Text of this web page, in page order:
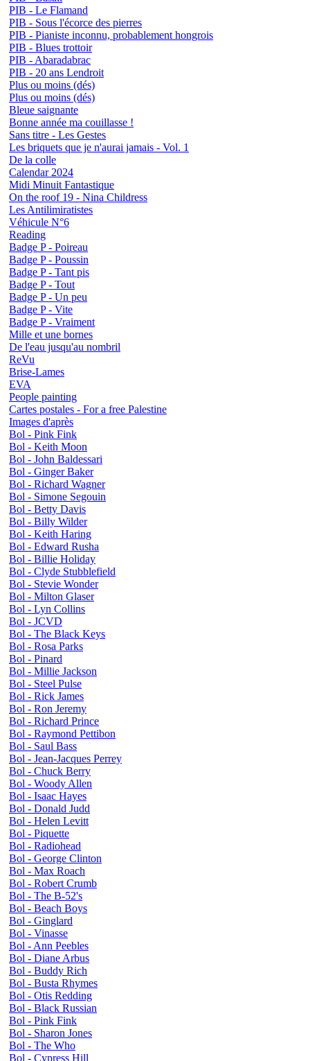
PIB - Le Flamand
PIB - Sous l'écorce des pierres
PIB - Pianiste inconnu, probablement hongrois
PIB - Blues trottoir
PIB - Abaradabrac
PIB - 20 ans Lendroit
Plus ou moins (dés)
Plus ou moins (dés)
Bleue saignante
Bonne année ma couillasse !
Sans titre - Les Gestes
Les briquets que je n'aurai jamais - Vol. 1
De la colle
Calendar 2024
Midi Minuit Fantastique
On the roof 19 - Nina Childress
Les Antilimiratistes
Véhicule N°6
Reading
Badge P - Poireau
Badge P - Poussin
Badge P - Tant pis
Badge P - Tout
Badge P - Un peu
Badge P - Vite
Badge P - Vraiment
Mille et une bornes
De l'eau jusqu'au nombril
ReVu
Brise-Lames
EVA
People painting
Cartes postales - For a free Palestine
Images d'après
Bol - Pink Fink
Bol - Keith Moon
Bol - John Baldessari
Bol - Ginger Baker
Bol - Richard Wagner
Bol - Simone Segouin
Bol - Betty Davis
Bol - Billy Wilder
Bol - Keith Haring
Bol - Edward Rusha
Bol - Billie Holiday
Bol - Clyde Stubblefield
Bol - Stevie Wonder
Bol - Milton Glaser
Bol - Lyn Collins
Bol - JCVD
Bol - The Black Keys
Bol - Rosa Parks
Bol - Pinard
Bol - Millie Jackson
Bol - Steel Pulse
Bol - Rick James
Bol - Ron Jeremy
Bol - Richard Prince
Bol - Raymond Pettibon
Bol - Saul Bass
Bol - Jean-Jacques Perrey
Bol - Chuck Berry
Bol - Woody Allen
Bol - Isaac Hayes
Bol - Donald Judd
Bol - Helen Levitt
Bol - Piquette
Bol - Radiohead
Bol - George Clinton
Bol - Max Roach
Bol - Robert Crumb
Bol - The B-52's
Bol - Beach Boys
Bol - Ginglard
Bol - Vinasse
Bol - Ann Peebles
Bol - Diane Arbus
Bol - Buddy Rich
Bol - Busta Rhymes
Bol - Otis Redding
Bol - Black Russian
Bol - Pink Fink
Bol - Sharon Jones
Bol - The Who
Bol - Cypress Hill